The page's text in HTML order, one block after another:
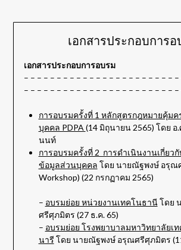
เอกสารประกอบการอ
เอกสารประกอบการอบรม
– – – – – – – – – – – – – – – – – – – – – – –
– – – – – – – – – – – – – – – – – – – – – – – –
การอบรมครั้งที่ 1 หลักสูตรกฎหมายคุ้ม
บุคคล PDPA (14 มิถุนายน 2565) โดย
นนท์
การอบรมครั้งที่ 2 การดำเนินงานเกี่ยว
ข้อมูลส่วนบุคคล โดย นายณัฐพงษ์ อรุณ
Workshop) (22 กรกฏาคม 2565)
– อบรมย่อย หน่วยงานเทคโนธานีโดย
ศรีศุภมิตร (27 ธ.ค. 65)
– อบรมย่อย โรงพยาบาลมหาวิทยาลัยเ
นารี โดย นายณัฐพงษ์ อรุณศรีศุภมิตร